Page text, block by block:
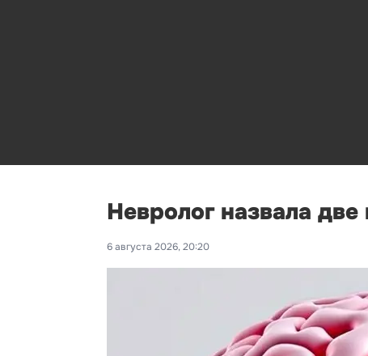
Невролог назвала
6 августа 2026, 20:20